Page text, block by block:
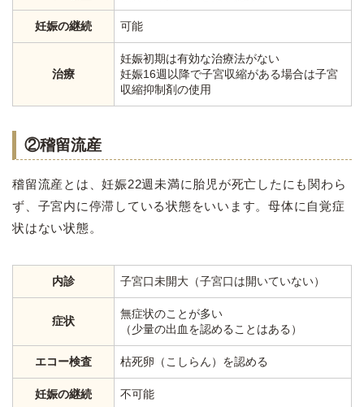
妊娠の継続 可能
治療
妊娠初期は有効な治療法がない
妊娠16週以降で子宮収縮がある場合は子宮
収縮抑制剤の使用
②稽留流産
稽留流産とは、妊娠22週未満に胎児が死亡したにも関わら
ず、子宮内に停滞している状態をいいます。母体に自覚症
状はない状態。
内診 子宮口未開大（子宮口は開いていない）
症状
無症状のことが多い
（少量の出血を認めることはある）
エコー検査 枯死卵（こしらん）を認める
妊娠の継続 不可能